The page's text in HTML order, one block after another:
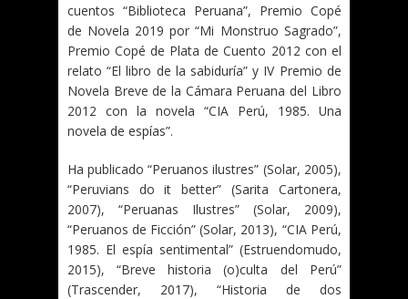
cuentos “Biblioteca Peruana”, Premio Copé
de Novela 2019 por “Mi Monstruo Sagrado”,
Premio Copé de Plata de Cuento 2012 con el
relato “El libro de la sabiduría” y IV Premio de
Novela Breve de la Cámara Peruana del Libro
2012 con la novela “CIA Perú, 1985. Una
novela de espías”.
Ha publicado “Peruanos ilustres” (Solar, 2005),
“Peruvians do it better” (Sarita Cartonera,
2007), “Peruanas Ilustres” (Solar, 2009),
“Peruanos de Ficción” (Solar, 2013), “CIA Perú,
1985. El espía sentimental” (Estruendomudo,
2015), “Breve historia (o)culta del Perú”
(Trascender, 2017), “Historia de dos